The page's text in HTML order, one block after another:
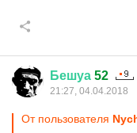
Бешуа 52
21:27, 04.04.2018
От пользователя